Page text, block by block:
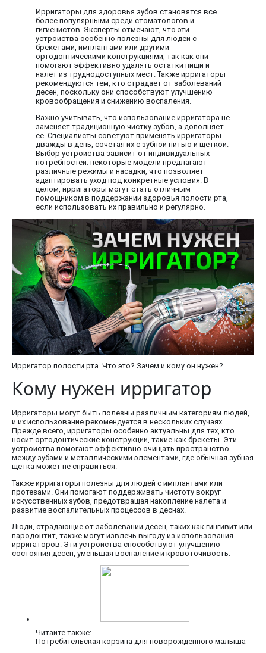
Ирригаторы для здоровья зубов становятся все
более популярными среди стоматологов и
гигиенистов. Эксперты отмечают, что эти
устройства особенно полезны для людей с
брекетами, имплантами или другими
ортодонтическими конструкциями, так как они
помогают эффективно удалять остатки пищи и
налет из труднодоступных мест. Также ирригаторы
рекомендуются тем, кто страдает от заболеваний
десен, поскольку они способствуют улучшению
кровообращения и снижению воспаления.
Важно учитывать, что использование ирригатора не
заменяет традиционную чистку зубов, а дополняет
её. Специалисты советуют применять ирригаторы
дважды в день, сочетая их с зубной нитью и щеткой.
Выбор устройства зависит от индивидуальных
потребностей: некоторые модели предлагают
различные режимы и насадки, что позволяет
адаптировать уход под конкретные условия. В
целом, ирригаторы могут стать отличным
помощником в поддержании здоровья полости рта,
если использовать их правильно и регулярно.
Ирригатор полости рта. Что это? Зачем и кому он нужен?
Кому нужен ирригатор
Ирригаторы могут быть полезны различным категориям людей,
и их использование рекомендуется в нескольких случаях.
Прежде всего, ирригаторы особенно актуальны для тех, кто
носит ортодонтические конструкции, такие как брекеты. Эти
устройства помогают эффективно очищать пространство
между зубами и металлическими элементами, где обычная зубная
щетка может не справиться.
Также ирригаторы полезны для людей с имплантами или
протезами. Они помогают поддерживать чистоту вокруг
искусственных зубов, предотвращая накопление налета и
развитие воспалительных процессов в деснах.
Люди, страдающие от заболеваний десен, таких как гингивит или
пародонтит, также могут извлечь выгоду из использования
ирригаторов. Эти устройства способствуют улучшению
состояния десен, уменьшая воспаление и кровоточивость.
Читайте также:
Потребительская корзина для новорожденного малыша